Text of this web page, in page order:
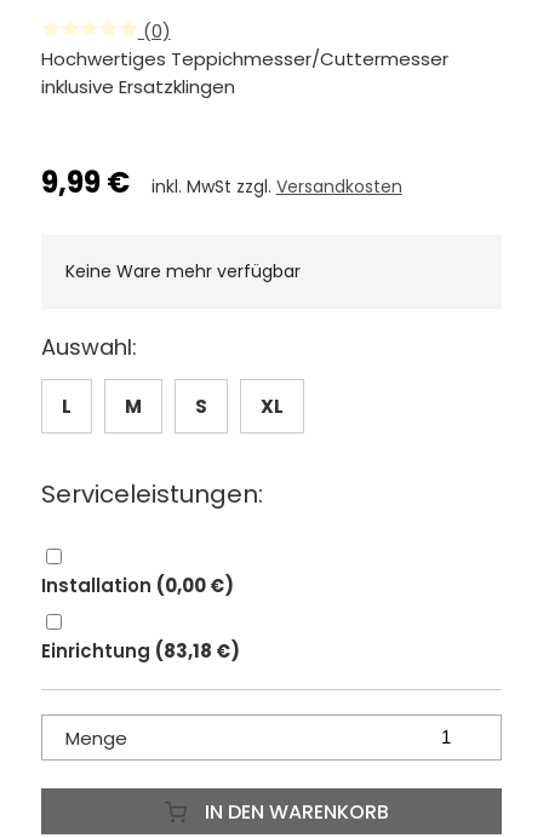
(0)
Hochwertiges Teppichmesser/Cuttermesser
inklusive Ersatzklingen
9,99 € inkl. MwSt zzgl. Versandkosten
Keine Ware mehr verfügbar
Auswahl:
L M S XL
Serviceleistungen:
Installation (0,00 €)
Einrichtung (83,18 €)
Menge
IN DEN WARENKORB